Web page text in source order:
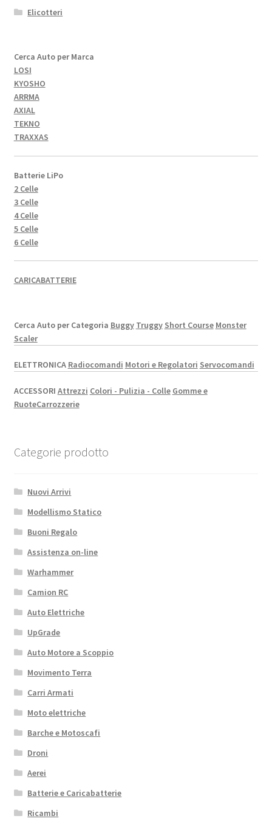
Elicotteri
Cerca Auto per Marca
LOSI
KYOSHO
ARRMA
AXIAL
TEKNO
TRAXXAS
Batterie LiPo
2 Celle
3 Celle
4 Celle
5 Celle
6 Celle
CARICABATTERIE
Cerca Auto per Categoria Buggy Truggy Short Course Monster
Scaler
ELETTRONICA Radiocomandi Motori e Regolatori Servocomandi
ACCESSORI Attrezzi Colori - Pulizia - Colle Gomme e
RuoteCarrozzerie
Categorie prodotto
Nuovi Arrivi
Modellismo Statico
Buoni Regalo
Assistenza on-line
Warhammer
Camion RC
Auto Elettriche
UpGrade
Auto Motore a Scoppio
Movimento Terra
Carri Armati
Moto elettriche
Barche e Motoscafi
Droni
Aerei
Batterie e Caricabatterie
Ricambi